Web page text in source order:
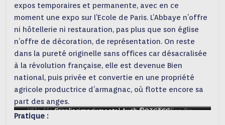
expos temporaires et permanente, avec en ce
moment une expo sur l’Ecole de Paris. L’Abbaye n’offre
ni hôtellerie ni restauration, pas plus que son église
n’offre de décoration, de représentation. On reste
dans la pureté originelle sans offices car désacralisée
à la révolution française, elle est devenue Bien
national, puis privée et convertie en une propriété
agricole productrice d’armagnac, où flotte encore sa
part des anges.
Lectoure ©metapoppe Lectoure-©laurentlaine
Vélo électrique dans le
Gers_Castera-Verduzan
Theatre ©Office De
Escalier monumental Auch ©OTGACG
Pratique :